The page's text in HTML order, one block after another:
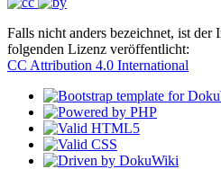
Falls nicht anders bezeichnet, ist der
folgenden Lizenz veröffentlicht:
CC Attribution 4.0 International